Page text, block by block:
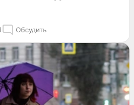
Обсудить